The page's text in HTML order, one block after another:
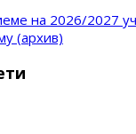
на 2026/2027
(архив)